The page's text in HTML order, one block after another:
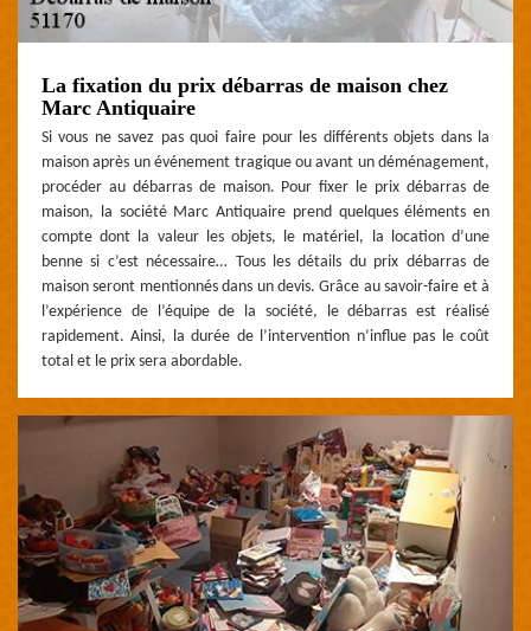
La fixation du prix débarras de maison chez
Marc Antiquaire
Si vous ne savez pas quoi faire pour les différents objets dans la
maison après un événement tragique ou avant un déménagement,
procéder au débarras de maison. Pour fixer le prix débarras de
maison, la société Marc Antiquaire prend quelques éléments en
compte dont la valeur les objets, le matériel, la location d’une
benne si c’est nécessaire… Tous les détails du prix débarras de
maison seront mentionnés dans un devis. Grâce au savoir-faire et à
l’expérience de l’équipe de la société, le débarras est réalisé
rapidement. Ainsi, la durée de l’intervention n’influe pas le coût
total et le prix sera abordable.